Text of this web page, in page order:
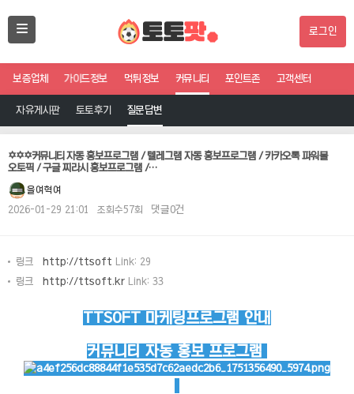
로그인
보증업체 가이드정보 먹튀정보 커뮤니티 포인트존 고객센터
자유게시판 토토후기 질문답변
✡️✡️✡️커뮤니티 자동 홍보프로그램 / 텔레그램 자동 홍보프로그램 / 카카오톡 파워볼
오토픽 / 구글 찌라시 홍보프로그램 /…
을여혁여
2026-01-29 21:01 조회수57회 댓글0건
링크 http://ttsoft Link: 29
링크 http://ttsoft.kr Link: 33
TTSOFT 마케팅프로그램 안내
커뮤니티 자동 홍보 프로그램